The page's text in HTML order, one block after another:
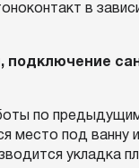
в
подключение
по
место под ванну
укладка